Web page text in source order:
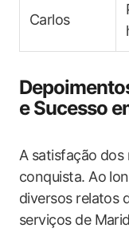
Carlos
‌e Sucesso
A satisfação dos
conquista.‌ Ao
diversos​ relatos
serviços de